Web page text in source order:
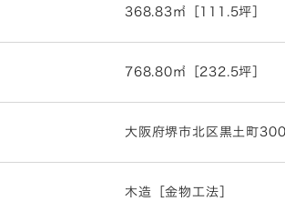
368.83㎡［111.5坪］
768.80㎡［232.5坪］
大阪府堺市北区黒土町
木造［金物工法］